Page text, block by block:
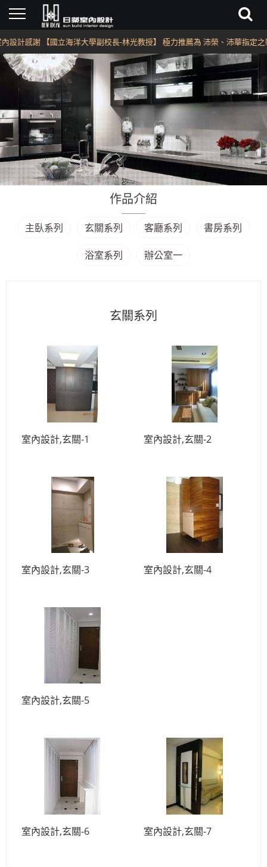
計感謝 【國立海洋大學副校長-林光教授】 極力推薦為 沛榮、沛華指定之裝
作品介紹
主臥系列 玄關系列 客廳系列 書房系列
浴室系列 辦公室一
玄關系列
室內設計,玄關-1 室內設計,玄關-2
室內設計,玄關-3 室內設計,玄關-4
室內設計,玄關-5
室內設計,玄關-6 室內設計,玄關-7